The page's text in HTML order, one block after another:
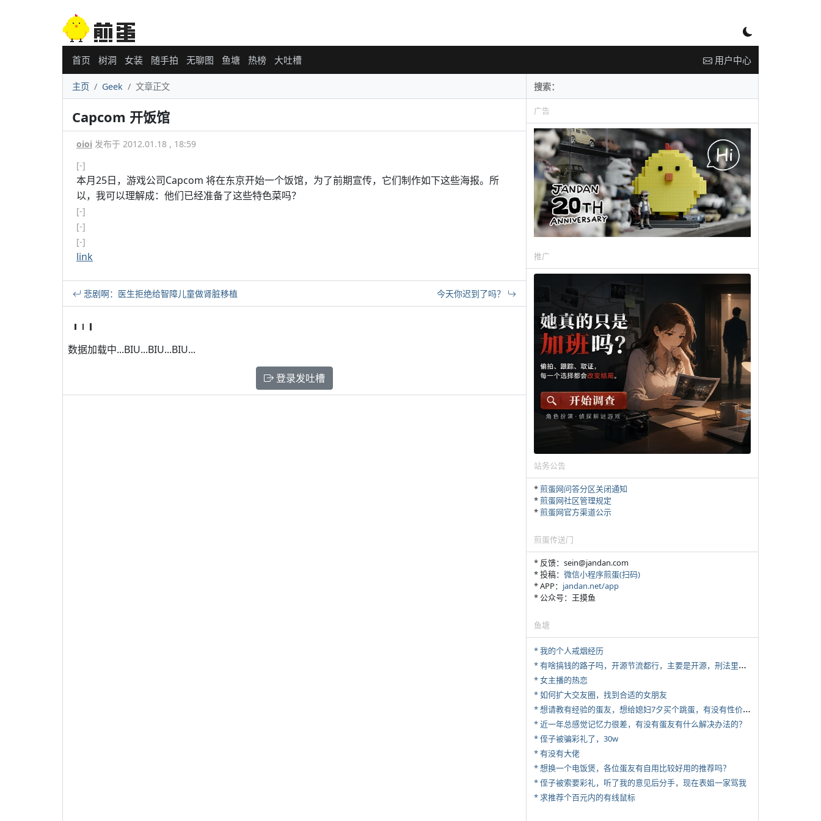
首页 树洞 女装 随手拍 无聊图 鱼塘 热榜 大吐槽 用户中心
主页 Geek 文章正文
Capcom 开饭馆
oioi 发布于 2012.01.18 , 18:59
[-]
本月25日，游戏公司Capcom 将在东京开始一个饭馆，为了前期宣传，它们制作如下这些海报。所
以，我可以理解成：他们已经准备了这些特色菜吗？
[-]
[-]
[-]
link
悲剧啊：医生拒绝给智障儿童做肾脏移植 今天你迟到了吗？
数据加载中...BIU...BIU...BIU...
登录发吐槽
广告
推广
站务公告
*煎蛋网问答分区关闭通知
*煎蛋网社区管理规定
*煎蛋网官方渠道公示
煎蛋传送门
* 反馈：sein@jandan.com
* 投稿： 微信小程序煎蛋(扫码)
* APP： jandan.net/app
* 公众号：王摸鱼
鱼塘
* 我的个人戒烟经历
*
有啥搞钱的路子吗，开源节流都行，主要是开源，刑法里的咱不做
* 女主播的热恋
* 如何扩大交友圈，找到合适的女朋友
*
想请教有经验的蛋友，想给媳妇7夕买个跳蛋，有没有性价比高的推荐
* 近一年总感觉记忆力很差，有没有蛋友有什么解决办法的？
* 侄子被骗彩礼了，30w
* 有没有大佬
* 想换一个电饭煲，各位蛋友有自用比较好用的推荐吗？
* 侄子被索要彩礼，听了我的意见后分手，现在表姐一家骂我
* 求推荐个百元内的有线鼠标